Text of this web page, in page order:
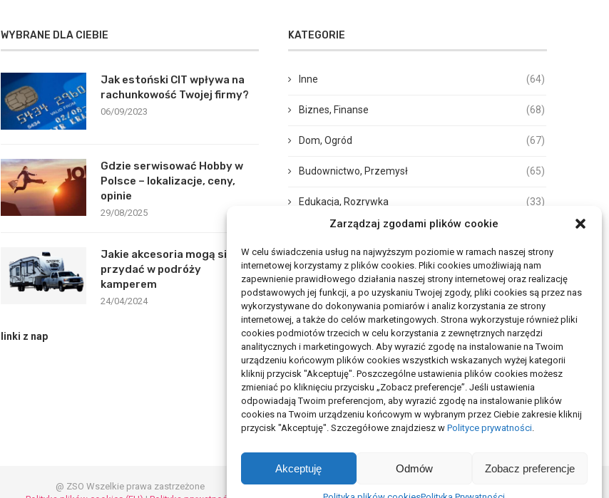
Zarządzaj zgodami plików cookie
W celu świadczenia usług na najwyższym poziomie w ramach naszej strony
internetowej korzystamy z plików cookies. Pliki cookies umożliwiają nam
zapewnienie prawidłowego działania naszej strony internetowej oraz realizację
podstawowych jej funkcji, a po uzyskaniu Twojej zgody, pliki cookies są przez nas
wykorzystywane do dokonywania pomiarów i analiz korzystania ze strony
internetowej, a także do celów marketingowych. Strona wykorzystuje również pliki
cookies podmiotów trzecich w celu korzystania z zewnętrznych narzędzi
analitycznych i marketingowych. Aby wyrazić zgodę na instalowanie na Twoim
urządzeniu końcowym plików cookies wszystkich wskazanych wyżej kategorii
kliknij przycisk "Akceptuję". Poszczególne ustawienia plików cookies możesz
zmieniać po kliknięciu przycisku „Zobacz preferencje”. Jeśli ustawienia
odpowiadają Twoim preferencjom, aby wyrazić zgodę na instalowanie plików
cookies na Twoim urządzeniu końcowym w wybranym przez Ciebie zakresie kliknij
przycisk "Akceptuję". Szczegółowe znajdziesz w Polityce prywatności.
Akceptuję Odmów Zobacz preferencje
WYBRANE DLA CIEBIE
Jak estoński CIT wpływa na
rachunkowość Twojej firmy?
06/09/2023
Gdzie serwisować Hobby w
Polsce – lokalizacje, ceny,
opinie
29/08/2025
Jakie akcesoria mogą się
przydać w podróży
kamperem
24/04/2024
linki z nap
KATEGORIE
Inne (64)
Biznes, Finanse (68)
Dom, Ogród (67)
Budownictwo, Przemysł (65)
Edukacja, Rozrywka (33)
Zdrowie, Medycyna
Moda, Uroda (17)
Turystyka, Aktywność (50)
Motoryzacja, Transport (83)
Usługi (72)
Technologie (17)
ARTYKUŁ SPONSOROWANY (103)
@ ZSO Wszelkie prawa zastrzeżone